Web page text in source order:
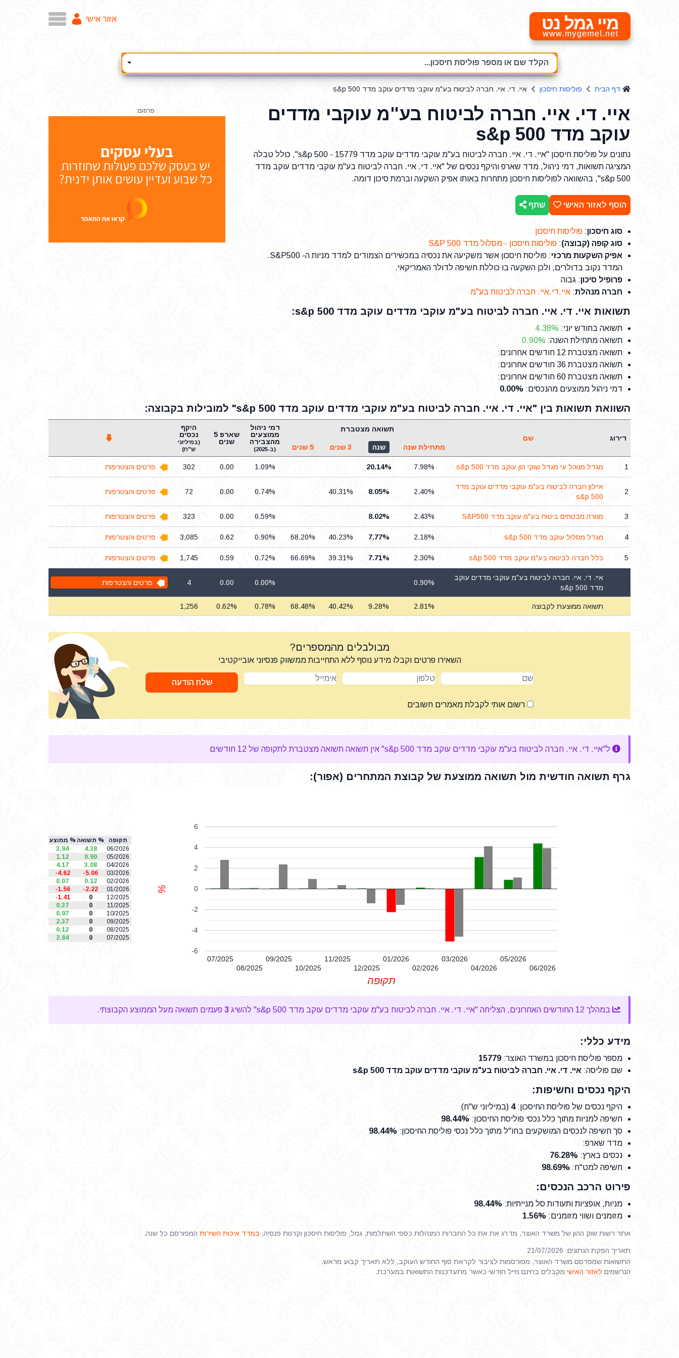
מיי גמל נט אזור אישי
הקלד שם או מספר פוליסת חיסכון...
דף הבית פוליסות חיסכון איי. די. איי. חברה לביטוח בע"מ עוקבי מדדים עוקב מדד s&p 500
איי. די. איי. חברה לביטוח בע"מ עוקבי מדדים
עוקב מדד s&p 500
נתונים על פוליסת חיסכון "איי. די. איי. חברה לביטוח בע"מ עוקבי מדדים עוקב מדד s&p 500 - 15779", כולל טבלה
המציגה תשואות, דמי ניהול, מדד שארפ והיקף נכסים של "איי. די. איי. חברה לביטוח בע"מ עוקבי מדדים עוקב מדד
s&p 500", בהשוואה לפוליסות חיסכון מתחרות באותו אפיק השקעה וברמת סיכון דומה.
הוסף לאזור האישי שתף
סוג חיסכון: פוליסות חיסכון
סוג קופה (קבוצה): פוליסות חיסכון - מסלול מדד S&P 500
אפיק השקעות מרכזי
: פוליסת חיסכון אשר משקיעה את נכסיה במכשירים הצמודים למדד מניות ה- S&P500.
המדד נקוב בדולרים, ולכן השקעה בו כוללת חשיפה לדולר האמריקאי.
פרופיל סיכון: גבוה
חברה מנהלת: איי.די.איי. חברה לביטוח בע"מ
תשואות איי. די. איי. חברה לביטוח בע"מ עוקבי מדדים עוקב מדד s&p 500:
תשואה בחודש יוני:
4.38%
תשואה מתחילת השנה:
0.90%
תשואה מצטברת 12 חודשים אחרונים
:
תשואה מצטברת 36 חודשים אחרונים
:
תשואה מצטברת 60 חודשים אחרונים
:
דמי ניהול ממוצעים מהנכסים:
0.00%
פרסום:
השוואת תשואות בין "איי. די. איי. חברה לביטוח בע"מ עוקבי מדדים עוקב מדד s&p 500" למובילות בקבוצה:
דירוג שם
תשואה מצטברת
דמי ניהול
ממוצעים
מהצבירה
(ב-2025)
שארפ 5
שנים
היקף
נכסים
(במיליוני
ש"ח)
מתחילת שנה שנה 3 שנים 5 שנים
1 מגדל מנוהל עי מגדל שוקי הון עוקב מדד s&p 500 7.98%
20.14%
1.09%
0.00
302 פרטים והצטרפות
2
איילון חברה לביטוח בע"מ עוקבי מדדים עוקב מדד
s&p 500
2.40%
8.05%
40.31%
0.74%
0.00
72 פרטים והצטרפות
3 מנורה מבטחים ביטוח בע"מ עוקב מדד S&P500 2.43%
8.02%
0.59%
0.00
323 פרטים והצטרפות
4 מגדל מסלול עוקב מדד s&p 500 2.18%
7.77%
40.23%
68.20%
0.90%
0.62
3,085 פרטים והצטרפות
5 כלל חברה לביטוח בע"מ עוקב מדד s&p 500 2.30%
7.71%
39.31%
66.69%
0.72%
0.59
1,745 פרטים והצטרפות
איי. די. איי. חברה לביטוח בע"מ עוקבי מדדים עוקב
מדד s&p 500
0.90%
0.00%
0.00
4 פרטים והצטרפות
תשואה ממוצעת לקבוצה 2.81%
9.28%
40.42%
68.48%
0.78%
0.62%
1,256
מבולבלים מהמספרים?
השאירו פרטים וקבלו מידע נוסף ללא התחייבות ממשווק פנסיוני אובייקטיבי
שם טלפון אימייל
שלח הודעה
רשום אותי לקבלת מאמרים חשובים
ל"איי. די. איי. חברה לביטוח בע"מ עוקבי מדדים עוקב מדד s&p 500" אין תשואה תשואה מצטברת לתקופה של 12 חודשים
גרף תשואה חודשית מול תשואה ממוצעת של קבוצת המתחרים (אפור):
07/2025
08/2025
09/2025
10/2025
11/2025
12/2025
01/2026
02/2026
03/2026
04/2026
05/2026
06/2026
-6
-4
-2
0
2
4
6
תקופה
%
תקופה % תשואה % ממוצע
06/2026
4.38
3.94
05/2026
0.90
1.12
04/2026
3.08
4.17
03/2026
-5.06
-4.62
02/2026
0.12
0.07
01/2026
-2.22
-1.56
12/2025
0
-1.41
11/2025
0
0.37
10/2025
0
0.97
09/2025
0
2.37
08/2025
0
0.12
07/2025
0
2.84
במהלך 12 החודשים האחרונים, הצליחה "איי. די. איי. חברה לביטוח בע"מ עוקבי מדדים עוקב מדד s&p 500" להשיג 3 פעמים תשואה מעל הממוצע הקבוצתי.
מידע כללי:
מספר פוליסת חיסכון במשרד האוצר:
15779
שם פוליסה: איי. די. איי. חברה לביטוח בע"מ עוקבי מדדים עוקב מדד s&p 500
היקף נכסים וחשיפות:
היקף נכסים של פוליסת החיסכון:
4 (במיליוני ש"ח)
חשיפה למניות מתוך כלל נכסי פוליסת החיסכון:
98.44%
סך חשיפה לנכסים המושקעים בחו"ל מתוך כלל נכסי פוליסת החיסכון:
98.44%
מדד שארפ:
נכסים בארץ:
76.28%
חשיפה למט"ח:
98.69%
פירוט הרכב הנכסים:
מניות, אופציות ותעודות סל מנייתיות:
98.44%
מזומנים ושווי מזומנים:
1.56%
אתר רשות שוק ההון של משרד האוצר, מדרג את את כל החברות המנהלות כספי השתלמות, גמל, פוליסות חיסכון וקרנות פנסיה, במדד איכות השירות המפורסם כל שנה.
תאריך הפקת הנתונים: 21/07/2026
התשואות שמפרסם משרד האוצר, מפורסמות לציבור לקראת סוף החודש העוקב, ללא תאריך קבוע מראש.
הנרשמים לאזור האישי מקבלים בחינם מייל חודשי כאשר מתעדכנות התשואות במערכת.